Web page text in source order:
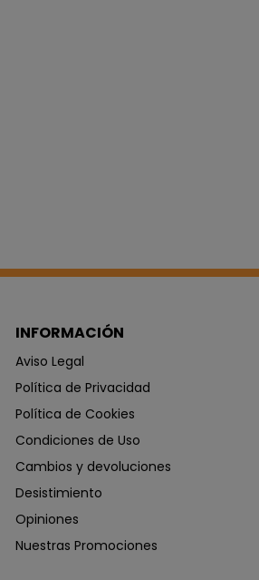
INFORMACIÓN
Aviso Legal
Política de Privacidad
Política de Cookies
Condiciones de Uso
Cambios y devoluciones
Desistimiento
Opiniones
Nuestras Promociones